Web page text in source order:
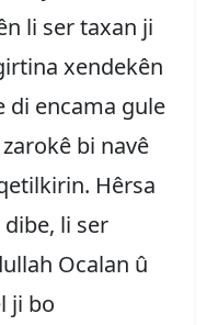
li ser taxan ji
xendekên
di encama gule
bi navê
Hêrsa
li ser
Ocalan û
ji bo